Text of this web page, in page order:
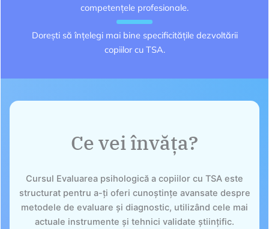
competențele profesionale.
Dorești să înțelegi mai bine specificitățile dezvoltării
copiilor cu TSA.
Ce vei învăța?
Cursul Evaluarea psihologică a copiilor cu TSA este
structurat pentru a-ți oferi cunoștințe avansate despre
metodele de evaluare și diagnostic, utilizând cele mai
actuale instrumente și tehnici validate științific.